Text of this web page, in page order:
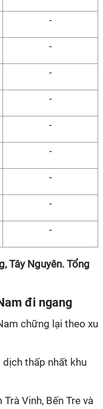
-
-
-
-
-
-
-
-
-
Tây Nguyên. Tổng
đi ngang
chững lại theo xu
thấp nhất khu
Vinh, Bến Tre và